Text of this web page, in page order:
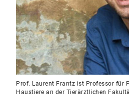
Prof. Laurent Frantz ist Professor für
Haustiere an der Tierärztlichen